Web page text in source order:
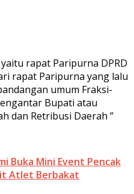
rapat Paripurna DPRD
rapat Paripurna yang lalu
umum Fraksi-
Bupati atau
dan Retribusi Daerah ”
Buka Mini Event Pencak
Atlet Berbakat